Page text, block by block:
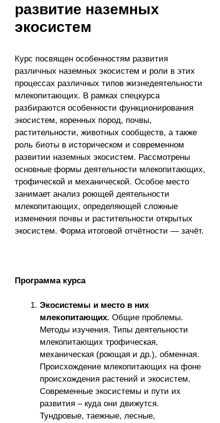
развитие наземных
экосистем
Курс посвящен особенностям развития
различных наземных экосистем и роли в этих
процессах различных типов жизнедеятельности
млекопитающих. В рамках спецкурса
разбираются особенности функционирования
экосистем, коренных пород, почвы,
растительности, животных сообществ, а также
роль биоты в историческом и современном
развитии наземных экосистем. Рассмотрены
основные формы деятельности млекопитающих,
трофической и механической. Особое место
занимает анализ роющей деятельности
млекопитающих, определяющей сложные
изменения почвы и растительности открытых
экосистем. Форма итоговой отчётности — зачёт.
Программа курса
Экосистемы и место в них
млекопитающих. Общие проблемы.
Методы изучения. Типы деятельности
млекопитающих трофическая,
механическая (роющая и др.), обменная.
Происхождение млекопитающих на фоне
происхождения растений и экосистем.
Современные экосистемы и пути их
развития – куда они движутся.
Тундровые, таежные, лесные,